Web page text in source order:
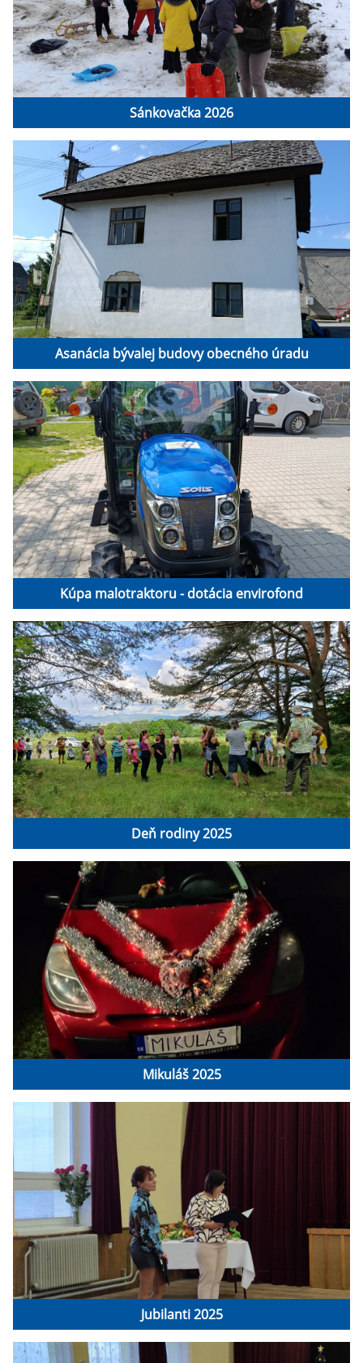
Sánkovačka 2026
Asanácia bývalej budovy obecného úradu
Kúpa malotraktoru - dotácia envirofond
Deň rodiny 2025
Mikuláš 2025
Jubilanti 2025